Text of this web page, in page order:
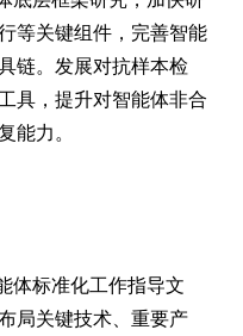
等关键组件，完善智能
链。发展对抗样本检
具，提升对智能体非合
能力。
体标准化工作指导文
局关键技术、重要产